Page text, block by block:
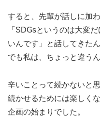
すると、先輩が話しに加わ
「SDGsというのは大変
いんです」と話してきたん
でも私は、ちょっと違う
辛いことって続かないと思
続かせるためには楽しく
企画の始まりでした。